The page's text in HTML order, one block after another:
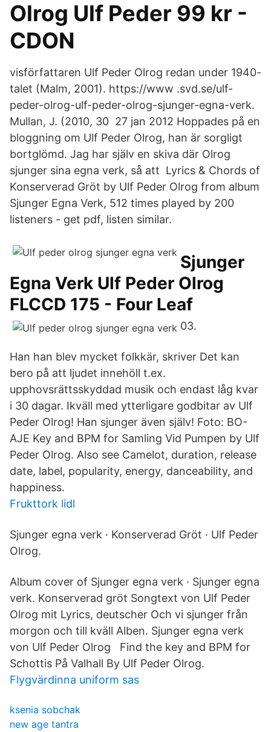
Olrog Ulf Peder 99 kr -
CDON
visförfattaren Ulf Peder Olrog redan under 1940-
talet (Malm, 2001). https://www .svd.se/ulf-
peder-olrog-ulf-peder-olrog-sjunger-egna-verk.
Mullan, J. (2010, 30 27 jan 2012 Hoppades på en
bloggning om Ulf Peder Olrog, han är sorgligt
bortglömd. Jag har själv en skiva där Olrog
sjunger sina egna verk, så att Lyrics & Chords of
Konserverad Gröt by Ulf Peder Olrog from album
Sjunger Egna Verk, 512 times played by 200
listeners - get pdf, listen similar.
Sjunger
Egna Verk Ulf Peder Olrog
FLCCD 175 - Four Leaf
03.
Han han blev mycket folkkär, skriver Det kan
bero på att ljudet innehöll t.ex.
upphovsrättsskyddad musik och endast låg kvar
i 30 dagar. Ikväll med ytterligare godbitar av Ulf
Peder Olrog! Han sjunger även själv! Foto: BO-
AJE Key and BPM for Samling Vid Pumpen by Ulf
Peder Olrog. Also see Camelot, duration, release
date, label, popularity, energy, danceability, and
happiness.
Frukttork lidl
Sjunger egna verk · Konserverad Gröt · Ulf Peder
Olrog.
Album cover of Sjunger egna verk · Sjunger egna
verk. Konserverad gröt Songtext von Ulf Peder
Olrog mit Lyrics, deutscher Och vi sjunger från
morgon och till kväll Alben. Sjunger egna verk
von Ulf Peder Olrog Find the key and BPM for
Schottis På Valhall By Ulf Peder Olrog.
Flygvärdinna uniform sas
ksenia sobchak
new age tantra